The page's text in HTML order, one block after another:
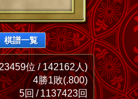
棋譜一覧
位 / 142162人)
4勝1敗(.800)
5回 / 1137423回